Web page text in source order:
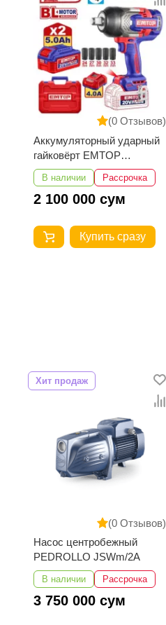
(0 Отзывов)
Аккумуляторный
строительный фен EMTOP
EHGN200318
В наличии Рассрочка
1 050 000 сум
Купить сразу
(0 Отзывов)
Хит продаж
Аппарат для сварки
полипропиленовых труб
Number One EPC40/15-1
В наличии Рассрочка
250 000 сум